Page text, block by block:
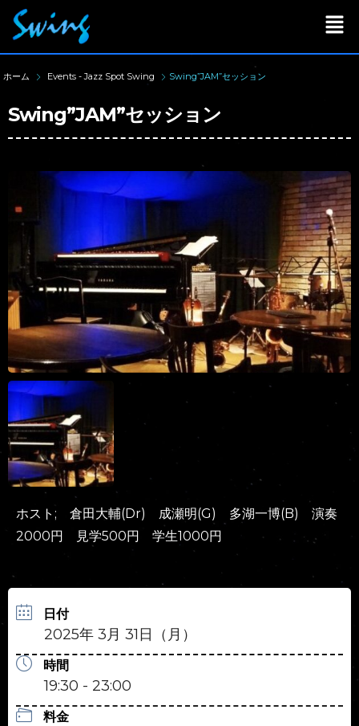
ホーム Events - Jazz Spot Swing Swing”JAM”セッション
Swing”JAM”セッション
ホスト; 倉田大輔(Dr) 成瀬明(G) 多湖一博(B) 演奏
2000円 見学500円 学生1000円
日付
2025年 3月 31日（月）
時間
19:30 - 23:00
料金